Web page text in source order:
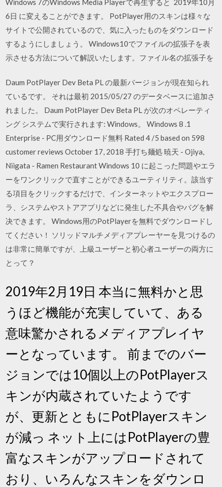
6日 に変えることができます。 PotPlayer用のスキンは様々な
サイトで公開されているので、気に入ったものをダウンロード
するようにしましょう。 Windows10でファイルの拡張子を表
示させる方法について解説いたします。ファイル名の拡張子を
Daum PotPlayer Dev Beta PL の最新バージョンが現在知られ
ているです。 それは最初 2015/05/27 のデータベースに追加さ
れました。 Daum PotPlayer Dev Beta PL が次のオペレーティ
ング システムで実行されます: Windows。 Windows 8 .1
Enterprise - PC用ダウンロード無料 Rated 4 /5 based on 598
customer reviews October 17, 2018 手打ち麺処 暁天 - Ojiya,
Niigata - Ramen Restaurant Windows 10 に起こった問題やエラ
ーをワンクリックで直すことができるユーティリティ。該当す
る項目をクリックするだけで、インターネットやエクスプロー
ラ、システムやストアアプリなどに発生した不具合やバグを解
决できます。 Windows用のPotPlayerを無料でダウンロードし
てください！ ソリッドマルチメディアプレーヤーを見つけるの
は非常に簡単ですが、上級ユーザーと初心者ユーザーの両方に
とって？
2019年2月19日 本当に無料かと思
うほど機能が充実していて、ある
意味驚かされるメディアプレイヤ
ーとなっています。 前までのバー
ジョンでは10個以上のPotPlayerス
キンが内蔵されていたようです
が、更新とともにPotPlayerスキン
が減っ ネット上にはPotPlayerの豊
富なスキンがアップロードされて
おり、いろんなスキンをダウンロ